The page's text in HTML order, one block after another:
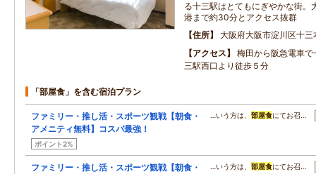
る十三駅はとてもにぎやかな街。
港まで約30分とアクセス抜群
住所
大阪府大阪市淀川区十
アクセス
梅田から阪急電車
三駅西口より徒歩５分
「部屋食」を含む宿泊プラン
ファミリー・推し活・スポーツ観戦【朝食・
アメニティ無料】コスパ最強！
ポイント2%
…いう方は、 部屋食にてお召…
ファミリー・推し活・スポーツ観戦【朝食・
…いう方は、 部屋食にてお召…